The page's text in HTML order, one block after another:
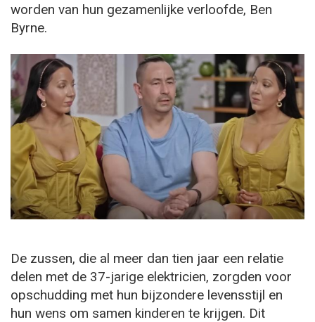
worden van hun gezamenlijke verloofde, Ben
Byrne.
De zussen, die al meer dan tien jaar een relatie
delen met de 37-jarige elektricien, zorgden voor
opschudding met hun bijzondere levensstijl en
hun wens om samen kinderen te krijgen. Dit